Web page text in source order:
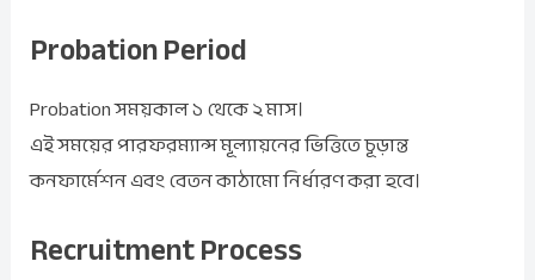
Probation Period
Probation সময়কাল ১ থেকে ২ মাস।
এই সময়ের পারফরম্যান্স মূল্যায়নের ভিত্তিতে চূড়ান্ত
কনফার্মেশন এবং বেতন কাঠামো নির্ধারণ করা হবে।
Recruitment Process